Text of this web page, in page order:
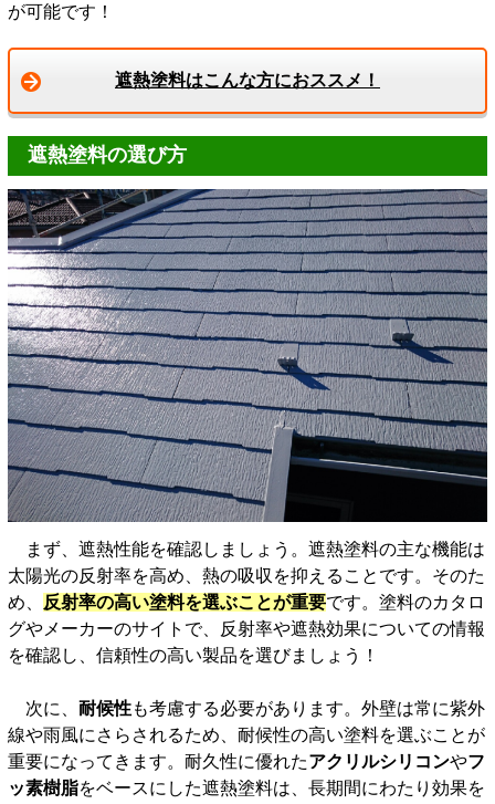
が可能です！
遮熱塗料はこんな方におススメ！
遮熱塗料の選び方
まず、遮熱性能を確認しましょう。遮熱塗料の主な機能は
太陽光の反射率を高め、熱の吸収を抑えることです。そのた
め、
反射率の高い塗料を選ぶことが重要です。塗料のカタロ
グやメーカーのサイトで、反射率や遮熱効果についての情報
を確認し、信頼性の高い製品を選びましょう！
次に、 耐候性も考慮する必要があります。外壁は常に紫外
線や雨風にさらされるため、耐候性の高い塗料を選ぶことが
重要になってきます。耐久性に優れたアクリルシリコンやフ
ッ素樹脂をベースにした遮熱塗料は、長期間にわたり効果を